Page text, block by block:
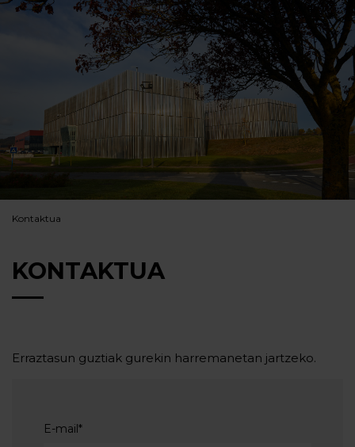
Kontaktua
KONTAKTUA
Erraztasun guztiak gurekin harremanetan jartzeko.
E-mail*